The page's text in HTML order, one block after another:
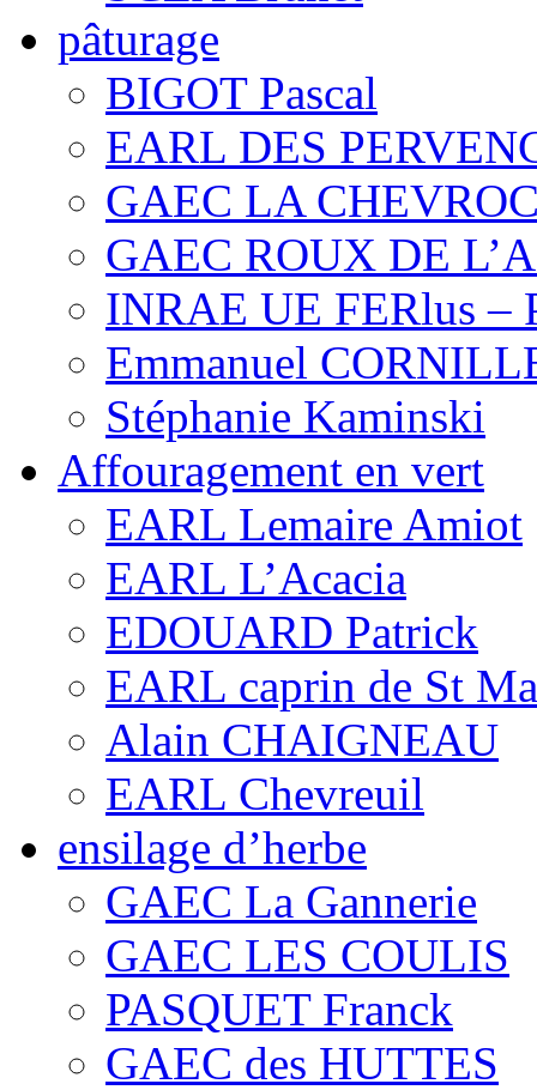
pâturage
BIGOT Pascal
EARL DES
GAEC LA
GAEC ROUX DE
INRAE UE FERlus –
Emmanuel
Stéphanie Kaminski
Affouragement en vert
EARL Lemaire Amiot
EARL L’Acacia
EDOUARD Patrick
EARL caprin de St
Alain CHAIGNEAU
EARL Chevreuil
ensilage d’herbe
GAEC La Gannerie
GAEC LES COULIS
PASQUET Franck
GAEC des HUTTES